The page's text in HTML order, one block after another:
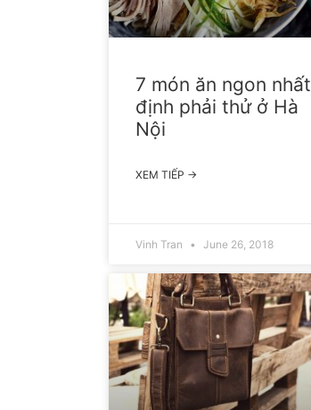
7 món ăn ngon nhất
định phải thử ở Hà
Nội
XEM TIẾP →
Vinh Tran June 26, 2018